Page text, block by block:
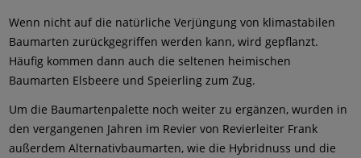
Wenn nicht auf die natürliche Verjüngung von klimastabilen
Baumarten zurückgegriffen werden kann, wird gepflanzt.
Häufig kommen dann auch die seltenen heimischen
Baumarten Elsbeere und Speierling zum Zug.
Um die Baumartenpalette noch weiter zu ergänzen, wurden in
den vergangenen Jahren im Revier von Revierleiter Frank
außerdem Alternativbaumarten, wie die Hybridnuss und die